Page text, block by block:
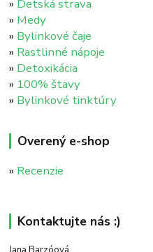
» Detská strava
» Medy
» Bylinkové čaje
» Rastlinné nápoje
» Detoxikácia
» 100% štavy
» Bylinkové tinktúry
Overený e-shop
» Recenzie
Kontaktujte nás :)